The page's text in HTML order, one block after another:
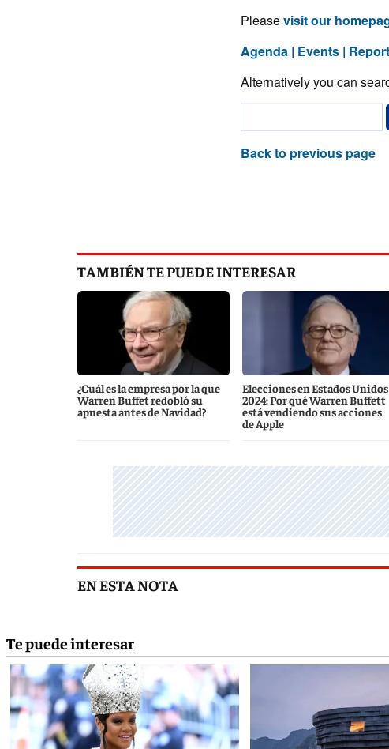
TAMBIÉN TE PUEDE INTERESAR
¿Cuál es la empresa por la que
Warren Buffet redobló su
apuesta antes de Navidad?
Elecciones en Estados Unidos
2024: Por qué Warren Buffett
está vendiendo sus acciones
de Apple
EN ESTA NOTA